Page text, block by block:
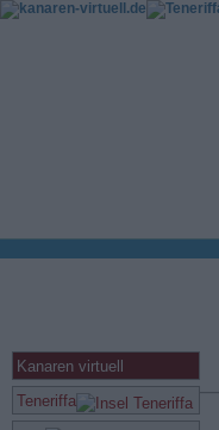
Kanaren virtuell
Teneriffa